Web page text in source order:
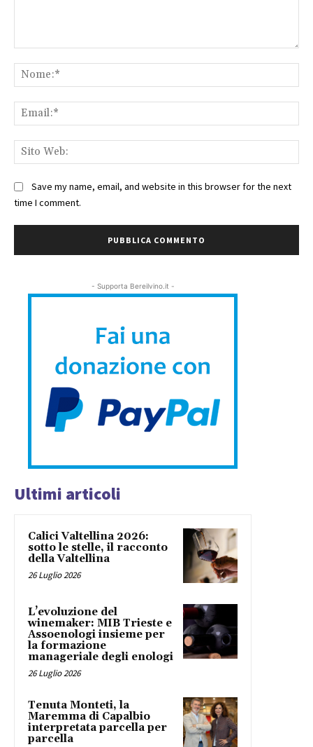
Save my name, email, and website in this browser for the next
time I comment.
- Supporta Bereilvino.it -
Ultimi articoli
Calici Valtellina 2026:
sotto le stelle, il racconto
della Valtellina
26 Luglio 2026
L’evoluzione del
winemaker: MIB Trieste e
Assoenologi insieme per
la formazione
manageriale degli enologi
26 Luglio 2026
Tenuta Monteti, la
Maremma di Capalbio
interpretata parcella per
parcella